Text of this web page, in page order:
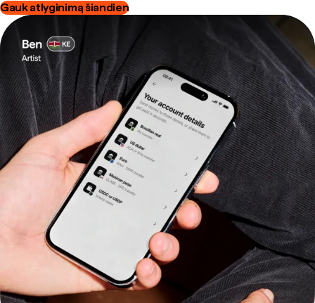
Gauk atlyginimą šiandien